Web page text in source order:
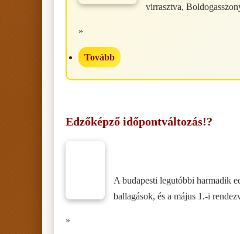
virrasztva,
»
Tovább
Edzőképző időpontváltozás!?
A budapesti legutóbbi harmadik
ballagások, és a május 1.-i
»